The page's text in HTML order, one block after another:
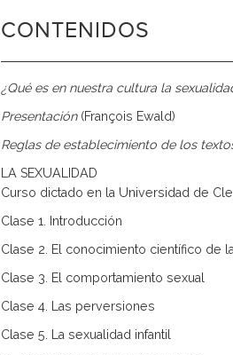
CONTENIDOS
¿Qué es en nuestra cultura la
Presentación(François Ewald)
Reglas de establecimiento de los
LA SEXUALIDAD
Curso dictado en la Universidad de
Clase 1. Introducción
Clase 2. El conocimiento científico de
Clase 3. El comportamiento sexual
Clase 4. Las perversiones
Clase 5. La sexualidad infantil